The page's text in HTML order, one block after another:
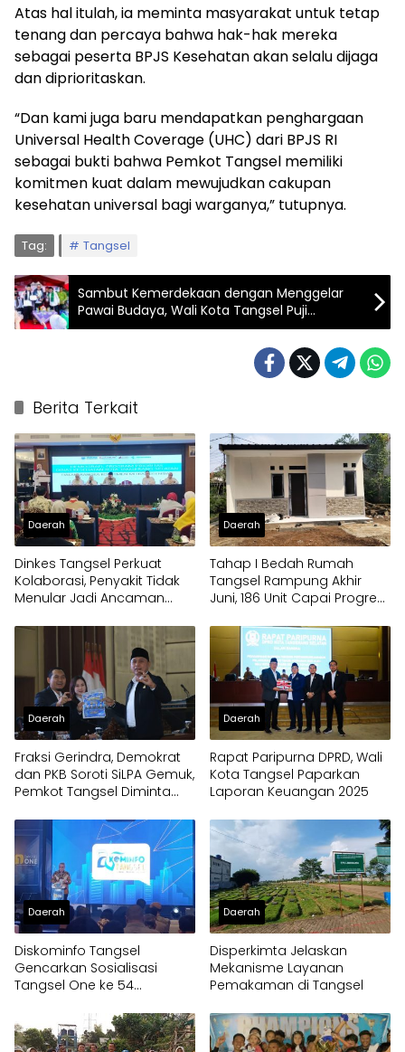
Atas hal itulah, ia meminta masyarakat untuk tetap
tenang dan percaya bahwa hak-hak mereka
sebagai peserta BPJS Kesehatan akan selalu dijaga
dan diprioritaskan.
“Dan kami juga baru mendapatkan penghargaan
Universal Health Coverage (UHC) dari BPJS RI
sebagai bukti bahwa Pemkot Tangsel memiliki
komitmen kuat dalam mewujudkan cakupan
kesehatan universal bagi warganya,” tutupnya.
Tag: Tangsel
Sambut Kemerdekaan dengan Menggelar
Pawai Budaya, Wali Kota Tangsel Puji
Kekompakan Kecamatan Setu
Berita Terkait
Daerah
Dinkes Tangsel Perkuat
Kolaborasi, Penyakit Tidak
Menular Jadi Ancaman
Daerah
Tahap I Bedah Rumah
Tangsel Rampung Akhir
Juni, 186 Unit Capai Progres
Daerah
Fraksi Gerindra, Demokrat
dan PKB Soroti SiLPA Gemuk,
Pemkot Tangsel Diminta
Daerah
Rapat Paripurna DPRD, Wali
Kota Tangsel Paparkan
Laporan Keuangan 2025
Daerah
Diskominfo Tangsel
Gencarkan Sosialisasi
Tangsel One ke 54
Daerah
Disperkimta Jelaskan
Mekanisme Layanan
Pemakaman di Tangsel